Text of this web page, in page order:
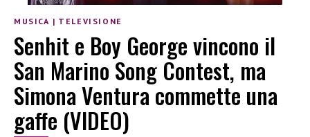
MUSICA | TELEVISIONE
Senhit e Boy George vincono il
San Marino Song Contest, ma
Simona Ventura commette una
gaffe (VIDEO)